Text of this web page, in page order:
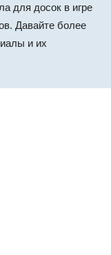
для досок в игре
Давайте более
и их